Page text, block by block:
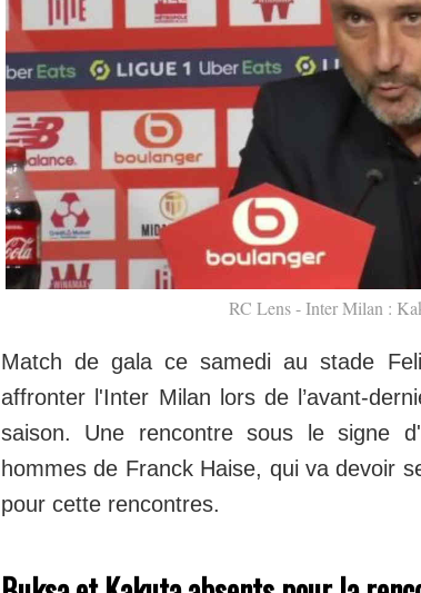
RC Lens - Inter Milan :
Match de gala ce samedi au stade
affronter l'Inter Milan lors de l’avant-
saison. Une rencontre sous le signe
hommes de Franck Haise, qui va devoir
pour cette rencontres.